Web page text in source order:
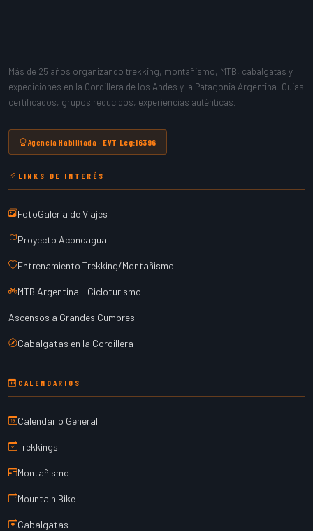
Más de 25 años organizando trekking, montañismo, MTB, cabalgatas y
expediciones en la Cordillera de los Andes y la Patagonia Argentina. Guías
certificados, grupos reducidos, experiencias auténticas.
Agencia Habilitada · EVT Leg:16396
LINKS DE INTERÉS
FotoGalería de Viajes
Proyecto Aconcagua
Entrenamiento Trekking/Montañismo
MTB Argentina - Cicloturismo
Ascensos a Grandes Cumbres
Cabalgatas en la Cordillera
CALENDARIOS
Calendario General
Trekkings
Montañismo
Mountain Bike
Cabalgatas